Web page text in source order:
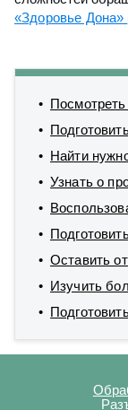
«Здоровье Дона»
Найти
Узнать о
Оставить
Изучить